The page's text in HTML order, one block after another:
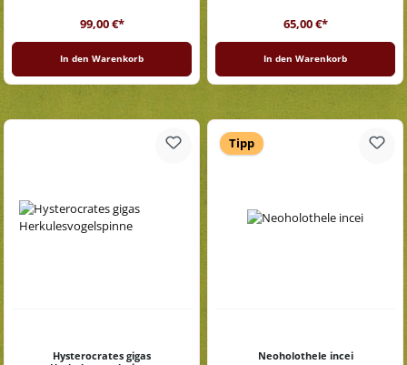
Regulärer Preis:
99,00 €*
In den Warenkorb
Regulärer Preis:
65,00 €*
In den Warenkorb
Hysterocrates gigas
Tipp
Neoholothele incei